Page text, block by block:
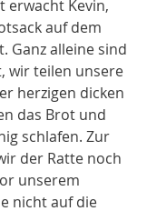
erwacht Kevin,
auf dem
Ganz alleine sind
wir teilen unsere
herzigen dicken
das Brot und
schlafen. Zur
der Ratte noch
unserem
nicht auf die